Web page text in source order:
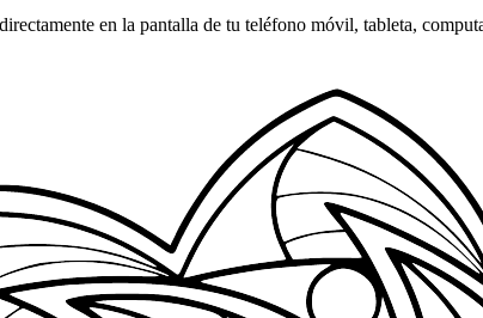
en la pantalla de tu teléfono móvil, tableta,